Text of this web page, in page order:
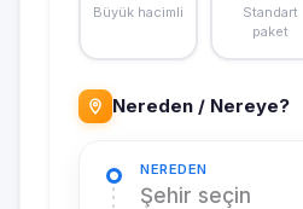
Büyük hacimli
Standart
paket
Nereden / Nereye?
NEREDEN
Şehir seçin